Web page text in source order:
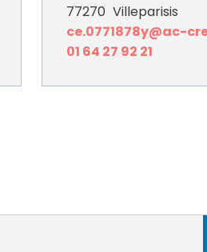
77270 Villeparisis
ce.0771878y@ac-
01 64 27 92 21